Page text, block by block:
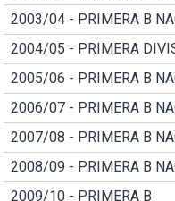
2003/04 - PRIMERA B
2004/05 - PRIMERA
2005/06 - PRIMERA B
2006/07 - PRIMERA B
2007/08 - PRIMERA B
2008/09 - PRIMERA B
2009/10 - PRIMERA B